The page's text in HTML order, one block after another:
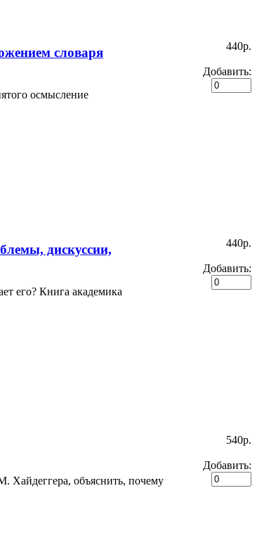
словаря
осмысление
440p.
Добавить:
дискуссии,
его? Книга академика
440p.
Добавить:
Хайдеггера, объяснить, почему
540p.
Добавить: